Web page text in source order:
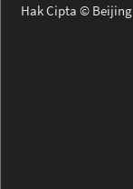
Hak Cipta © Beijing